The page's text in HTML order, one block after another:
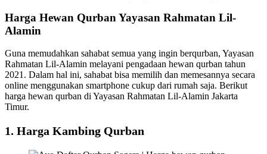
Harga Hewan Qurban Yayasan Rahmatan Lil-
Alamin
Guna memudahkan sahabat semua yang ingin berqurban, Yayasan
Rahmatan Lil-Alamin melayani pengadaan hewan qurban tahun
2021. Dalam hal ini, sahabat bisa memilih dan memesannya secara
online menggunakan smartphone cukup dari rumah saja. Berikut
harga hewan qurban di Yayasan Rahmatan Lil-Alamin Jakarta
Timur.
1. Harga Kambing Qurban